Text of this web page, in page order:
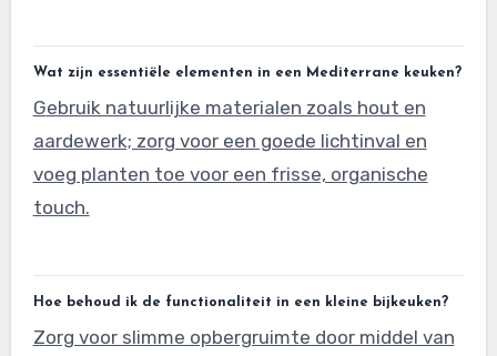
Wat zijn essentiële elementen in een Mediterrane keuken?
Gebruik natuurlijke materialen zoals hout en
aardewerk; zorg voor een goede lichtinval en
voeg planten toe voor een frisse, organische
touch.
Hoe behoud ik de functionaliteit in een kleine bijkeuken?
Zorg voor slimme opbergruimte door middel van